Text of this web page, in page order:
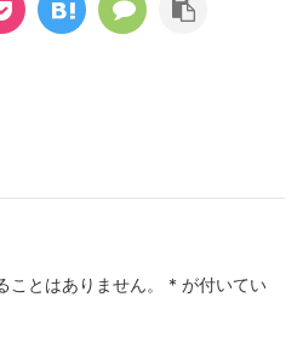
ことはありません。 * が付いてい